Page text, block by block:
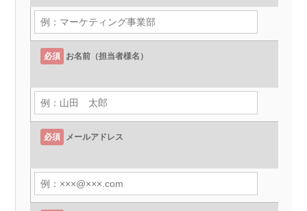
必須 お名前（担当者様名）
必須 メールアドレス